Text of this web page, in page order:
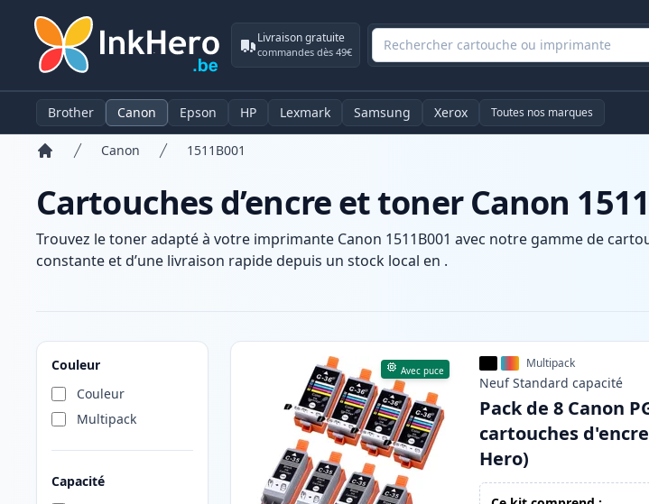
Livraison gratuite
commandes dès 49€
Brother Canon Epson HP Lexmark Samsung Xerox Toutes nos marques
Canon 1511B001
Cartouches d’encre et toner Canon
Trouvez le toner adapté à votre imprimante Canon 1511B001 avec notre gamme de
constante et d’une livraison rapide depuis un stock local en .
Couleur
Couleur
Multipack
Capacité
Produits
Avec puce Multipack
Neuf Standard capacité
Pack de 8 Canon
cartouches
Hero)